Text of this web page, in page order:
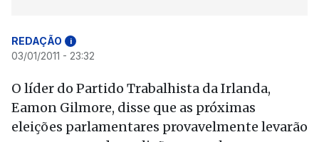
REDAÇÃO i
03/01/2011 - 23:32
O líder do Partido Trabalhista da Irlanda,
Eamon Gilmore, disse que as próximas
eleições parlamentares provavelmente levarão